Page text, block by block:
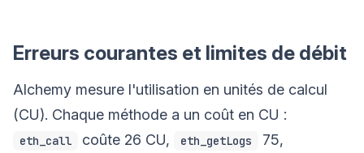
Erreurs courantes et limites de débit
Alchemy mesure l'utilisation en unités de calcul
(CU). Chaque méthode a un coût en CU :
eth_call coûte 26 CU, eth_getLogs 75,